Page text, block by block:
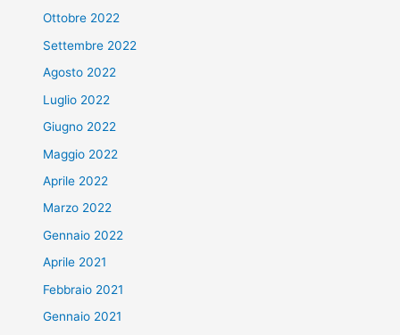
Ottobre 2022
Settembre 2022
Agosto 2022
Luglio 2022
Giugno 2022
Maggio 2022
Aprile 2022
Marzo 2022
Gennaio 2022
Aprile 2021
Febbraio 2021
Gennaio 2021